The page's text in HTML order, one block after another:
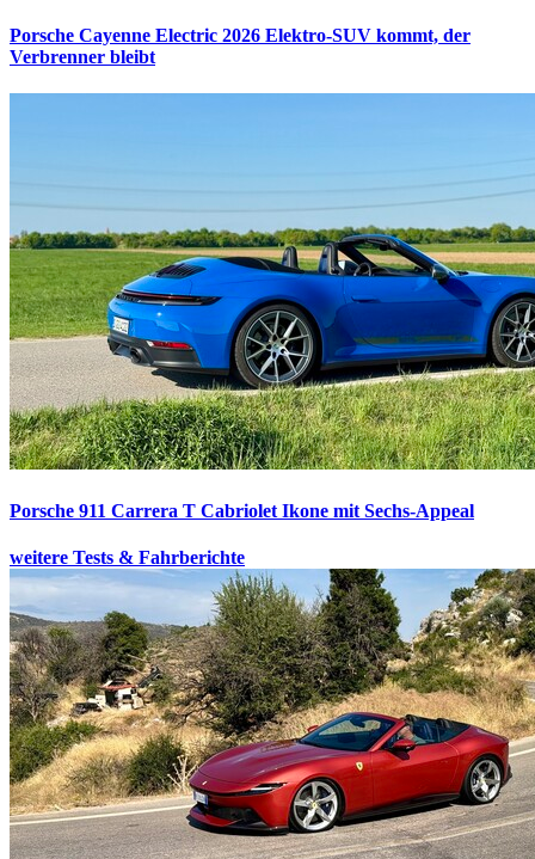
Porsche Cayenne Electric 2026 Elektro-SUV kommt, der
Verbrenner bleibt
Porsche 911 Carrera T Cabriolet Ikone mit Sechs-Appeal
weitere Tests & Fahrberichte